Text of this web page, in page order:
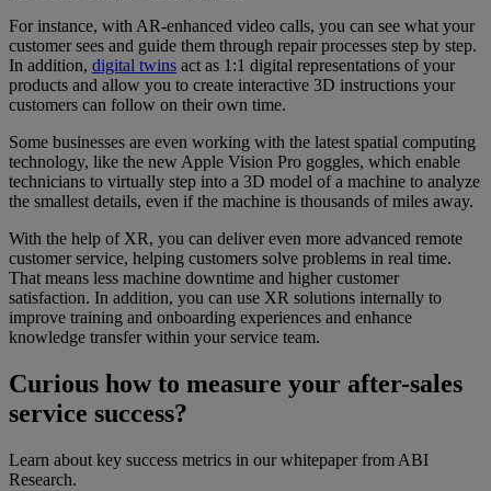
For instance, with AR-enhanced video calls, you can see what your
customer sees and guide them through repair processes step by step.
In addition, digital twins act as 1:1 digital representations of your
products and allow you to create interactive 3D instructions your
customers can follow on their own time.
Some businesses are even working with the latest spatial computing
technology, like the new Apple Vision Pro goggles, which enable
technicians to virtually step into a 3D model of a machine to analyze
the smallest details, even if the machine is thousands of miles away.
With the help of XR, you can deliver even more advanced remote
customer service, helping customers solve problems in real time.
That means less machine downtime and higher customer
satisfaction. In addition, you can use XR solutions internally to
improve training and onboarding experiences and enhance
knowledge transfer within your service team.
Curious how to measure your after-sales
service success?
Learn about key success metrics in our whitepaper from ABI
Research.